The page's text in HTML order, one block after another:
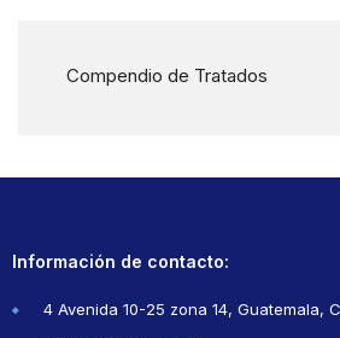
Compendio de Tratados
Información de contacto:
4 Avenida 10-25 zona 14, Guatemala,